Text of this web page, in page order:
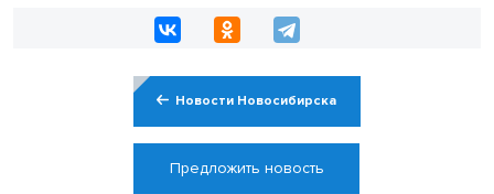
Новости Новосибирска
Предложить новость